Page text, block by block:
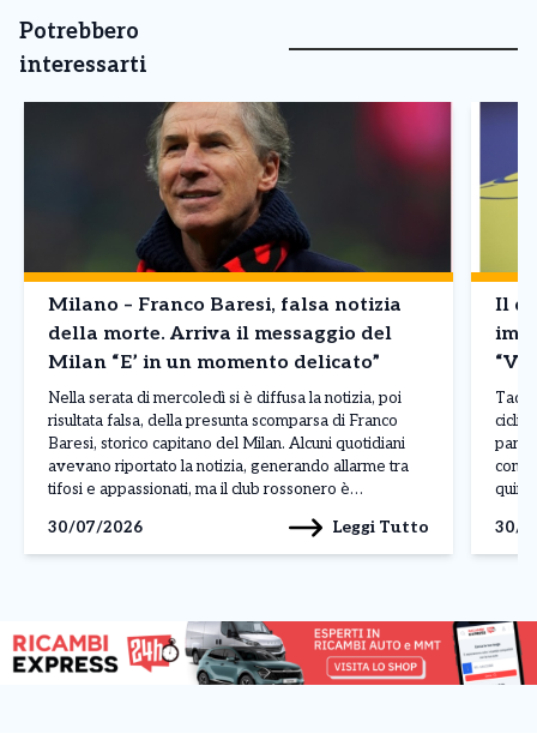
Potrebbero
interessarti
Milano – Franco Baresi, falsa notizia
della morte. Arriva il messaggio del
Milan “E’ in un momento delicato”
Nella serata di mercoledì si è diffusa la notizia, poi
risultata falsa, della presunta scomparsa di Franco
Baresi, storico capitano del Milan. Alcuni quotidiani
avevano riportato la notizia, generando allarme tra
tifosi e appassionati, ma il club rossonero è
attraverso un comunicato pubblicato sui propri canali
ufficiali. Il Milan […]
30/07/2026 Leggi Tutto
Il
30/